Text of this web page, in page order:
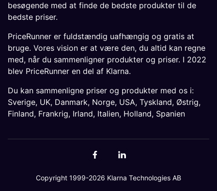
besøgende med at finde de bedste produkter til de
bedste priser.
PriceRunner er fuldstændig uafhængig og gratis at
bruge. Vores vision er at være den, du altid kan regne
med, når du sammenligner produkter og priser. I 2022
blev PriceRunner en del af Klarna.
Du kan sammenligne priser og produkter med os i:
Sverige, UK, Danmark, Norge, USA, Tyskland, Østrig,
Finland, Frankrig, Irland, Italien, Holland, Spanien
Copyright 1999-2026 Klarna Technologies AB